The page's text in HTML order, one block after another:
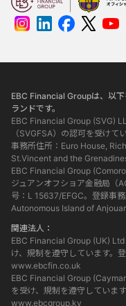
EBC Financial Groupは、以
ランドです。
EBC Financial Group (SVG)
（SVGFSA）の認可を受け
事務所住所：Euro House,
St.Vincent and the
EBC Financial Group
ジュアンオフショア金融局（
号：L 15637/EFGC。登録事
Autonomous Island of
関連法人：
EBC Financial Group (UK)
け、規制を遵守しています。
www.ebcfin.co.uk
EBC Financial Group
を受け、規制を遵守していま
www.ebcgroup.ky